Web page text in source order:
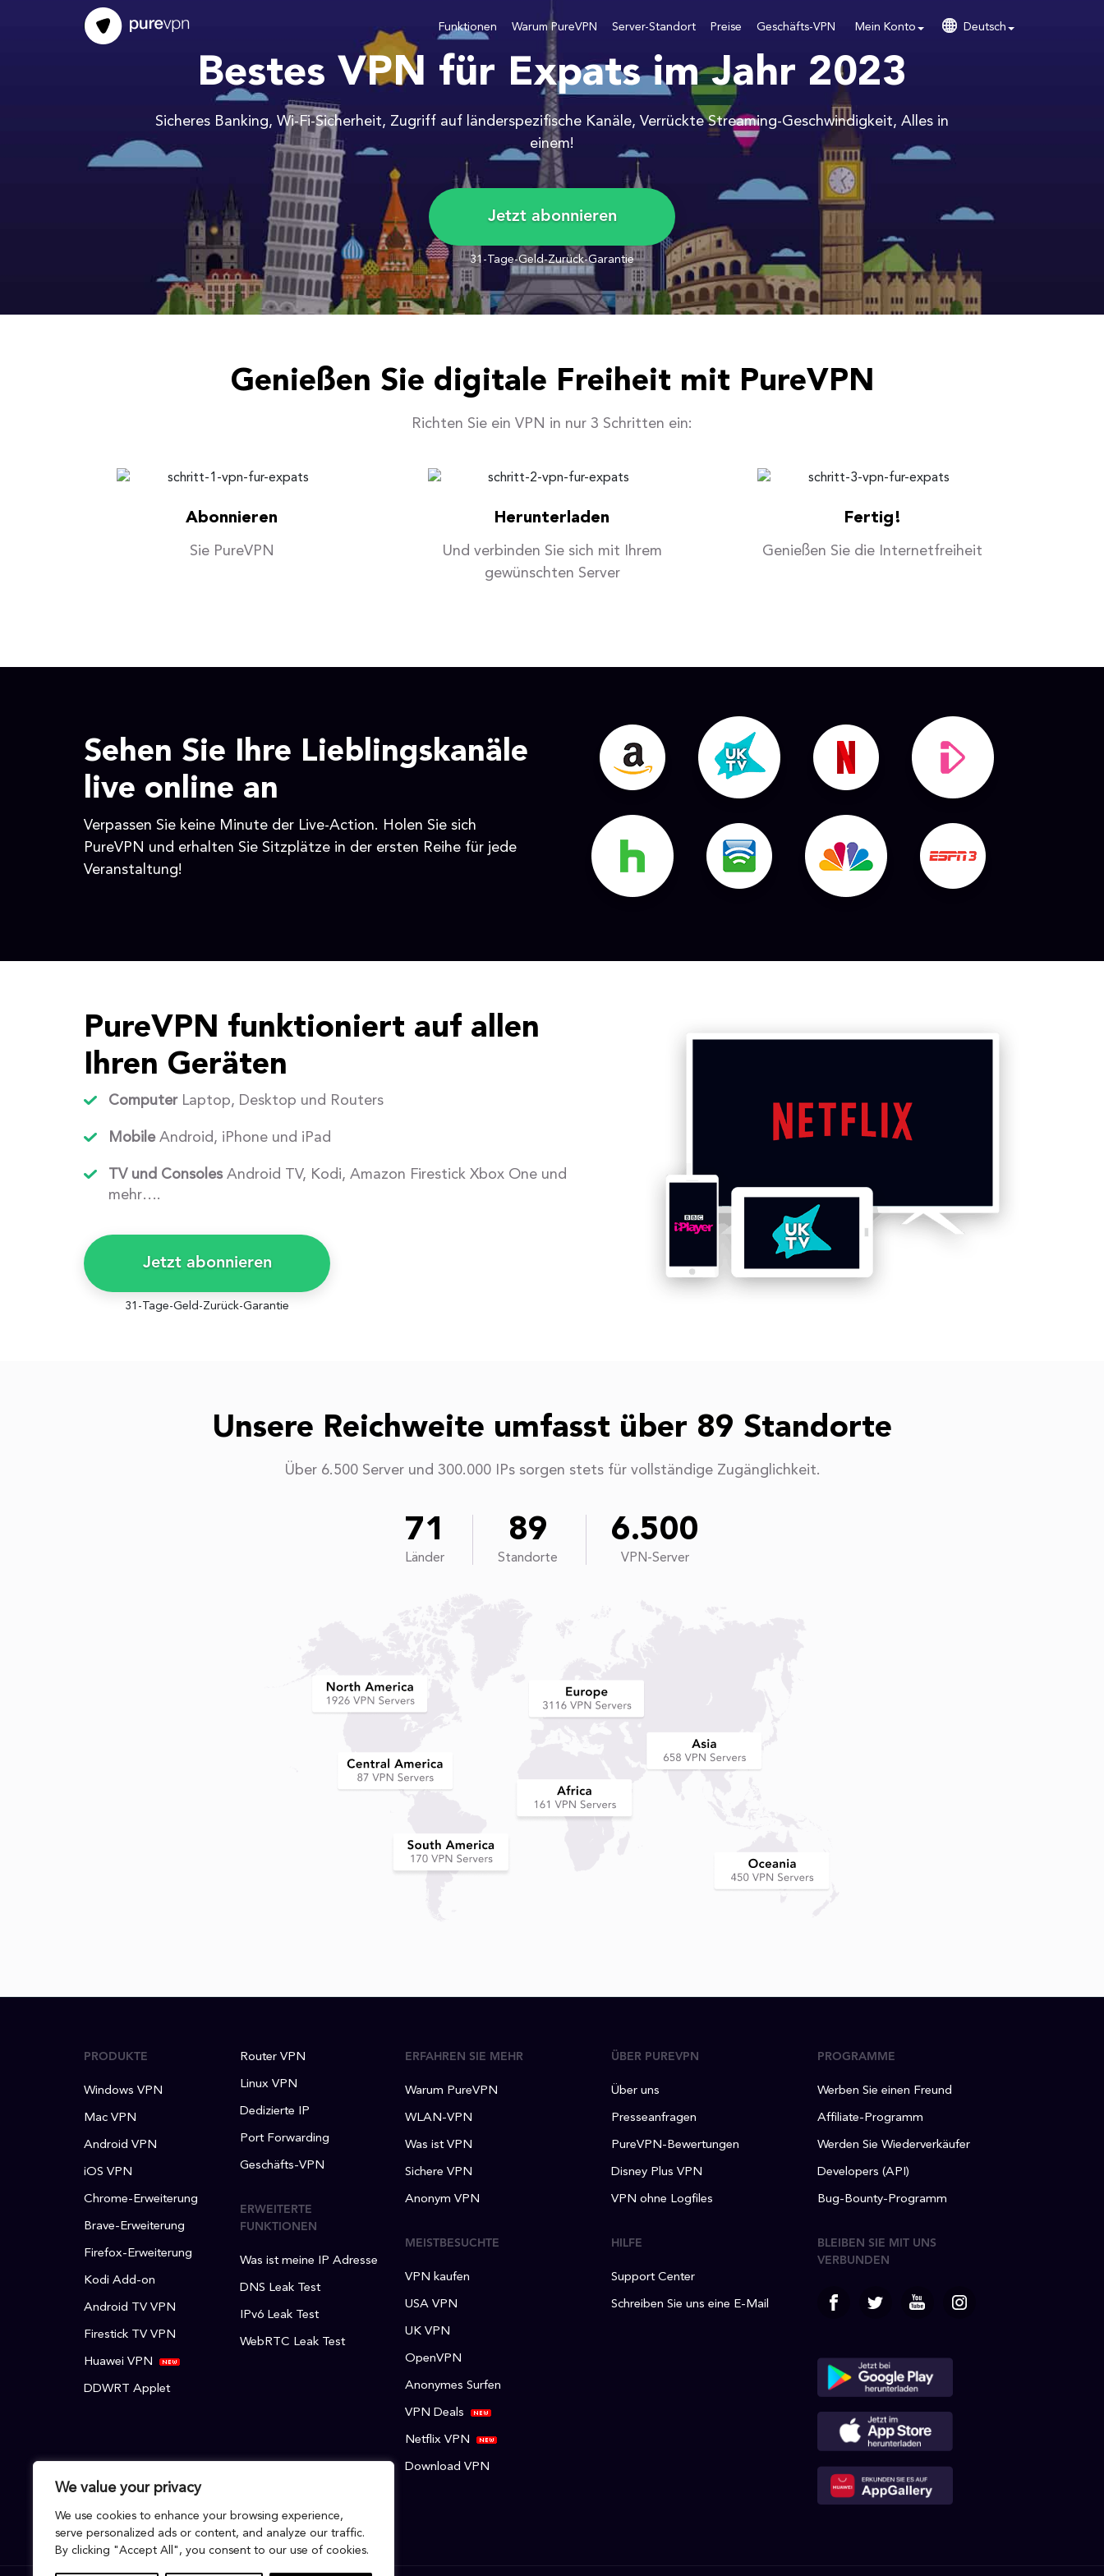
We value your privacy
We use cookies to enhance your browsing experience,
serve personalized ads or content, and analyze our traffic.
By clicking "Accept All", you consent to our use of cookies.
Funktionen Warum PureVPN Server-Standort Preise Geschäfts-VPN Mein Konto Deutsch
Bestes VPN für Expats im Jahr 2023
Sicheres Banking, Wi-Fi-Sicherheit, Zugriff auf länderspezifische Kanäle, Verrückte Streaming-Geschwindigkeit, Alles in
einem!
Jetzt abonnieren
31-Tage-Geld-Zurück-Garantie
Genießen Sie digitale Freiheit mit PureVPN
Richten Sie ein VPN in nur 3 Schritten ein:
Abonnieren
Sie PureVPN
Herunterladen
Und verbinden Sie sich mit Ihrem
gewünschten Server
Fertig!
Genießen Sie die Internetfreiheit
Sehen Sie Ihre Lieblingskanäle
live online an
Verpassen Sie keine Minute der Live-Action. Holen Sie sich
PureVPN und erhalten Sie Sitzplätze in der ersten Reihe für jede
Veranstaltung!
PureVPN funktioniert auf allen
Ihren Geräten
ComputerLaptop, Desktop und Routers
MobileAndroid, iPhone und iPad
TV und ConsolesAndroid TV, Kodi, Amazon Firestick Xbox One und
mehr….
Jetzt abonnieren
31-Tage-Geld-Zurück-Garantie
Unsere Reichweite umfasst über 89 Standorte
Über 6.500 Server und 300.000 IPs sorgen stets für vollständige Zugänglichkeit.
71
Länder
89
Standorte
6.500
VPN-Server
PRODUKTE
Windows VPN
Mac VPN
Android VPN
iOS VPN
Chrome-Erweiterung
Brave-Erweiterung
Firefox-Erweiterung
Kodi Add-on
Android TV VPN
Firestick TV VPN
Huawei VPN
DDWRT Applet
Router VPN
Linux VPN
Dedizierte IP
Port Forwarding
Geschäfts-VPN
ERWEITERTE
FUNKTIONEN
Was ist meine IP Adresse
DNS Leak Test
IPv6 Leak Test
WebRTC Leak Test
ERFAHREN SIE MEHR
Warum PureVPN
WLAN-VPN
Was ist VPN
Sichere VPN
Anonym VPN
MEISTBESUCHTE
VPN kaufen
USA VPN
UK VPN
OpenVPN
Anonymes Surfen
VPN Deals
Netflix VPN
Download VPN
ÜBER PUREVPN
Über uns
Presseanfragen
PureVPN-Bewertungen
Disney Plus VPN
VPN ohne Logfiles
HILFE
Support Center
Schreiben Sie uns eine E-Mail
PROGRAMME
Werben Sie einen Freund
Affiliate-Programm
Werden Sie Wiederverkäufer
Developers (API)
Bug-Bounty-Programm
BLEIBEN SIE MIT UNS
VERBUNDEN